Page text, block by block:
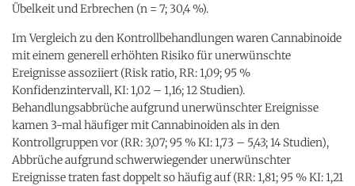
Übelkeit und Erbrechen (n = 7; 30,4 %).
Im Vergleich zu den Kontrollbehandlungen waren Cannabinoide
mit einem generell erhöhten Risiko für unerwünschte
Ereignisse assoziiert (Risk ratio, RR: 1,09; 95 %
Konfidenzintervall, KI: 1,02 – 1,16; 12 Studien).
Behandlungsabbrüche aufgrund unerwünschter Ereignisse
kamen 3-mal häufiger mit Cannabinoiden als in den
Kontrollgruppen vor (RR: 3,07; 95 % KI: 1,73 – 5,43; 14 Studien),
Abbrüche aufgrund schwerwiegender unerwünschter
Ereignisse traten fast doppelt so häufig auf (RR: 1,81; 95 % KI: 1,21